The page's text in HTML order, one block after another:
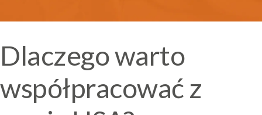
Dlaczego warto
współpracować z